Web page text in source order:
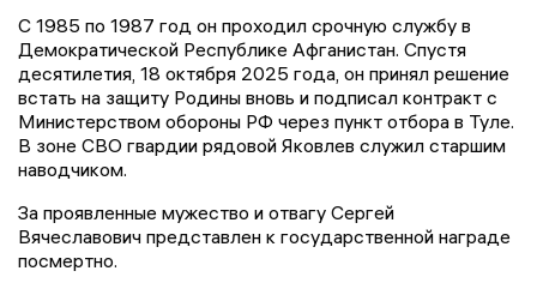
С 1985 по 1987 год он проходил срочную службу в
Демократической Республике Афганистан. Спустя
десятилетия, 18 октября 2025 года, он принял решение
встать на защиту Родины вновь и подписал контракт с
Министерством обороны РФ через пункт отбора в Туле.
В зоне СВО гвардии рядовой Яковлев служил старшим
наводчиком.
За проявленные мужество и отвагу Сергей
Вячеславович представлен к государственной награде
посмертно.